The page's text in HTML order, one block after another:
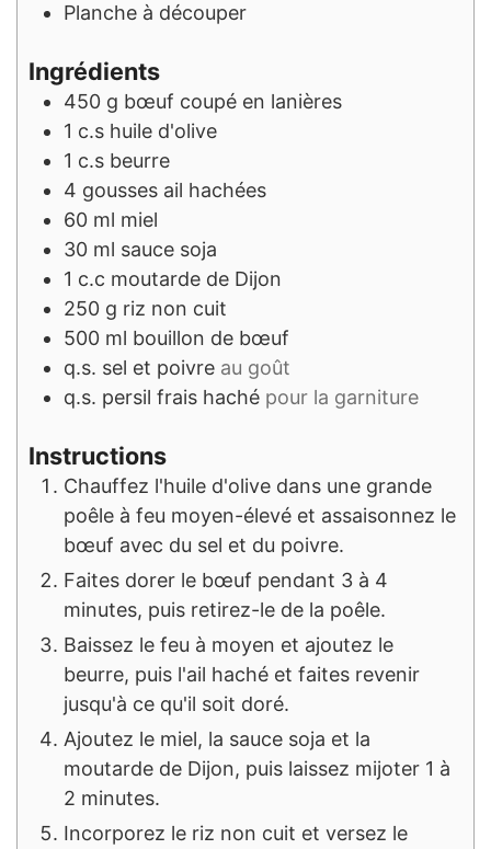
Planche à découper
Ingrédients
450 g bœuf coupé en lanières
1 c.s huile d'olive
1 c.s beurre
4 gousses ail hachées
60 ml miel
30 ml sauce soja
1 c.c moutarde de Dijon
250 g riz non cuit
500 ml bouillon de bœuf
q.s. sel et poivre au goût
q.s. persil frais haché pour la garniture
Instructions
Chauffez l'huile d'olive dans une grande
poêle à feu moyen-élevé et assaisonnez le
bœuf avec du sel et du poivre.
Faites dorer le bœuf pendant 3 à 4
minutes, puis retirez-le de la poêle.
Baissez le feu à moyen et ajoutez le
beurre, puis l'ail haché et faites revenir
jusqu'à ce qu'il soit doré.
Ajoutez le miel, la sauce soja et la
moutarde de Dijon, puis laissez mijoter 1 à
2 minutes.
Incorporez le riz non cuit et versez le